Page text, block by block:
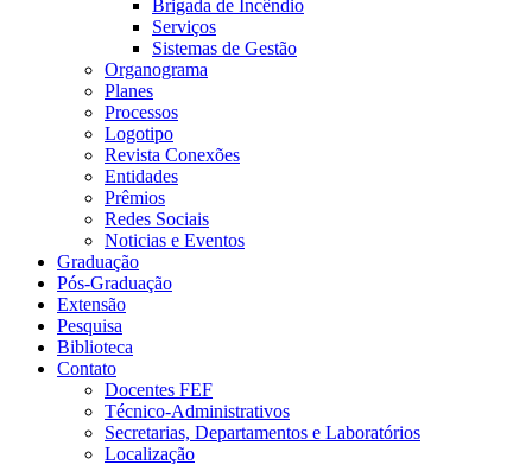
Brigada de Incêndio
Serviços
Sistemas de Gestão
Organograma
Planes
Processos
Logotipo
Revista Conexões
Entidades
Prêmios
Redes Sociais
Noticias e Eventos
Graduação
Pós-Graduação
Extensão
Pesquisa
Biblioteca
Contato
Docentes FEF
Técnico-Administrativos
Secretarias, Departamentos e Laboratórios
Localização